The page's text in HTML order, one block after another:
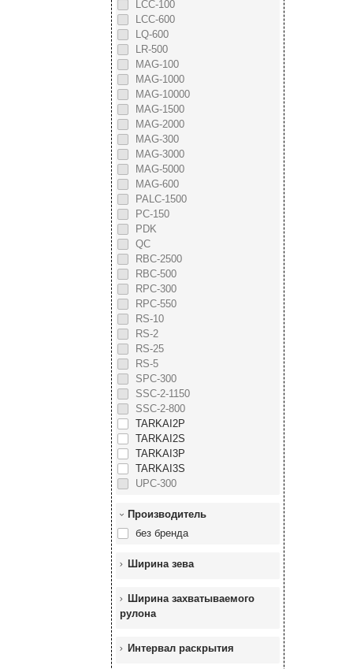
LCC-100
LCC-600
LQ-600
LR-500
MAG-100
MAG-1000
MAG-10000
MAG-1500
MAG-2000
MAG-300
MAG-3000
MAG-5000
MAG-600
PALC-1500
PC-150
PDK
QC
RBC-2500
RBC-500
RPC-300
RPC-550
RS-10
RS-2
RS-25
RS-5
SPC-300
SSC-2-1150
SSC-2-800
TARKAI2P
TARKAI2S
TARKAI3P
TARKAI3S
UPC-300
Производитель
без бренда
Ширина зева
Ширина захватываемого
рулона
Интервал раскрытия